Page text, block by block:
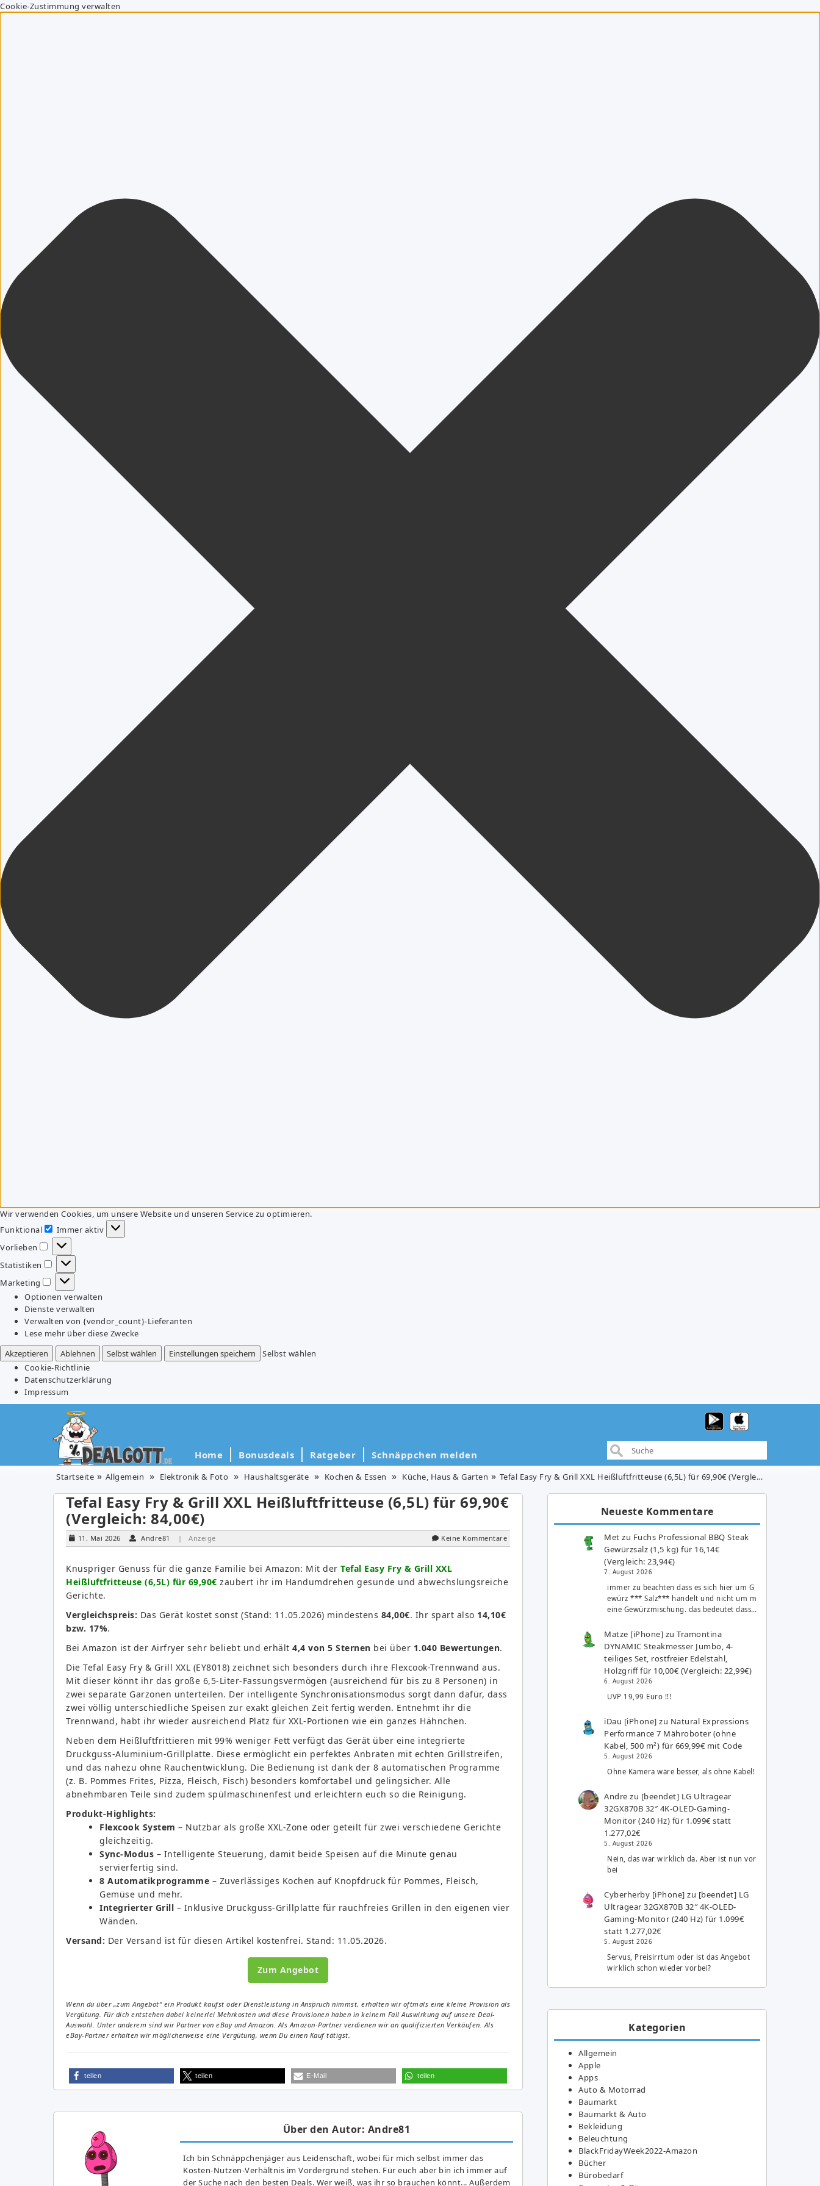
Cookie-Zustimmung verwalten
Wir verwenden Cookies, um unsere Website und unseren Service zu optimieren.
Funktional
Funktional
Immer aktiv
Vorlieben
Vorlieben
Statistiken
Statistiken
Marketing
Marketing
Optionen verwalten
Dienste verwalten
Verwalten von {vendor_count}-Lieferanten
Lese mehr über diese Zwecke
Akzeptieren
Ablehnen Selbst wählen Einstellungen speichern
Selbst wählen
Cookie-Richtlinie
Datenschutzerklärung
Impressum
Home Bonusdeals Ratgeber Schnäppchen melden
Startseite Allgemein Elektronik & Foto Haushaltsgeräte Kochen & Essen Küche, Haus & Garten Tefal Easy Fry & Grill XXL Heißluftfritteuse (6,5L) für 69,90€ (Vergleich: 84,00€)
Tefal Easy Fry & Grill XXL Heißluftfritteuse (6,5L) für 69,90€
(Vergleich: 84,00€)
11. Mai 2026 Andre81 | Anzeige Keine Kommentare
Knuspriger Genuss für die ganze Familie bei Amazon: Mit der Tefal Easy Fry & Grill XXL
Heißluftfritteuse (6,5L) für 69,90€ zaubert ihr im Handumdrehen gesunde und abwechslungsreiche
Gerichte.
Vergleichspreis: Das Gerät kostet sonst (Stand: 11.05.2026) mindestens 84,00€. Ihr spart also 14,10€
bzw. 17%.
Bei Amazon ist der Airfryer sehr beliebt und erhält 4,4 von 5 Sternen bei über 1.040 Bewertungen.
Die Tefal Easy Fry & Grill XXL (EY8018) zeichnet sich besonders durch ihre Flexcook-Trennwand aus.
Mit dieser könnt ihr das große 6,5-Liter-Fassungsvermögen (ausreichend für bis zu 8 Personen) in
zwei separate Garzonen unterteilen. Der intelligente Synchronisationsmodus sorgt dann dafür, dass
zwei völlig unterschiedliche Speisen zur exakt gleichen Zeit fertig werden. Entnehmt ihr die
Trennwand, habt ihr wieder ausreichend Platz für XXL-Portionen wie ein ganzes Hähnchen.
Neben dem Heißluftfrittieren mit 99% weniger Fett verfügt das Gerät über eine integrierte
Druckguss-Aluminium-Grillplatte. Diese ermöglicht ein perfektes Anbraten mit echten Grillstreifen,
und das nahezu ohne Rauchentwicklung. Die Bedienung ist dank der 8 automatischen Programme
(z. B. Pommes Frites, Pizza, Fleisch, Fisch) besonders komfortabel und gelingsicher. Alle
abnehmbaren Teile sind zudem spülmaschinenfest und erleichtern euch so die Reinigung.
Produkt-Highlights:
Flexcook System – Nutzbar als große XXL-Zone oder geteilt für zwei verschiedene Gerichte
gleichzeitig.
Sync-Modus – Intelligente Steuerung, damit beide Speisen auf die Minute genau
servierfertig sind.
8 Automatikprogramme – Zuverlässiges Kochen auf Knopfdruck für Pommes, Fleisch,
Gemüse und mehr.
Integrierter Grill – Inklusive Druckguss-Grillplatte für rauchfreies Grillen in den eigenen vier
Wänden.
Versand: Der Versand ist für diesen Artikel kostenfrei. Stand: 11.05.2026.
Zum Angebot
Wenn du über „zum Angebot“ ein Produkt kaufst oder Dienstleistung in Anspruch nimmst, erhalten wir oftmals eine kleine Provision als
Vergütung. Für dich entstehen dabei keinerlei Mehrkosten und diese Provisionen haben in keinem Fall Auswirkung auf unsere Deal-
Auswahl. Unter anderem sind wir Partner von eBay und Amazon. Als Amazon-Partner verdienen wir an qualifizierten Verkäufen. Als
eBay-Partner erhalten wir möglicherweise eine Vergütung, wenn Du einen Kauf tätigst.
teilen teilen E-Mail teilen
Über den Autor: Andre81
Ich bin Schnäppchenjäger aus Leidenschaft, wobei für mich selbst immer das
Kosten-Nutzen-Verhältnis im Vordergrund stehen. Für euch aber bin ich immer auf
der Suche nach den besten Deals. Wer weiß, was ihr so brauchen könnt... Außerdem
Neueste Kommentare
Met zu Fuchs Professional BBQ Steak
Gewürzsalz (1,5 kg) für 16,14€
(Vergleich: 23,94€)
7. August 2026
immer zu beachten dass es sich hier um G
ewürz *** Salz*** handelt und nicht um m
eine Gewürzmischung. das bedeutet dass…
Matze [iPhone] zuTramontina
DYNAMIC Steakmesser Jumbo, 4-
teiliges Set, rostfreier Edelstahl,
Holzgriff für 10,00€ (Vergleich: 22,99€)
6. August 2026
UVP 19,99 Euro !!!
iDau [iPhone] zu Natural Expressions
Performance 7 Mähroboter (ohne
Kabel, 500 m²) für 669,99€ mit Code
5. August 2026
Ohne Kamera wäre besser, als ohne Kabel!
Andre zu [beendet] LG Ultragear
32GX870B 32″ 4K-OLED-Gaming-
Monitor (240 Hz) für 1.099€ statt
1.277,02€
5. August 2026
Nein, das war wirklich da. Aber ist nun vor
bei
Cyberherby [iPhone] zu [beendet] LG
Ultragear 32GX870B 32″ 4K-OLED-
Gaming-Monitor (240 Hz) für 1.099€
statt 1.277,02€
5. August 2026
Servus, Preisirrtum oder ist das Angebot
wirklich schon wieder vorbei?
Kategorien
Allgemein
Apple
Apps
Auto & Motorrad
Baumarkt
Baumarkt & Auto
Bekleidung
Beleuchtung
BlackFridayWeek2022-Amazon
Bücher
Bürobedarf